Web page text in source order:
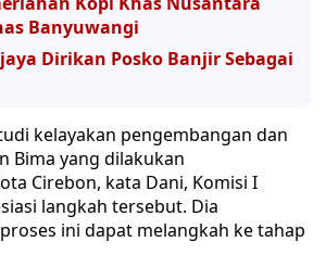
Banyuwangi
Dirikan Posko Banjir Sebagai
kelayakan pengembangan dan
Bima yang dilakukan
Cirebon, kata Dani, Komisi I
langkah tersebut. Dia
ini dapat melangkah ke tahap